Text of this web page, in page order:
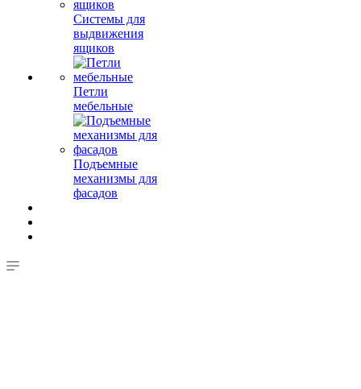
Системы для
выдвижения
ящиков
Петли
мебельные
Подъемные
механизмы для
фасадов